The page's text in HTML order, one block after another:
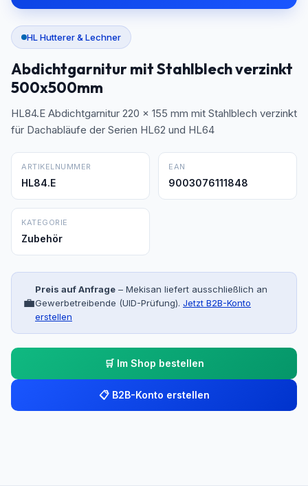
HL Hutterer & Lechner
Abdichtgarnitur mit Stahlblech verzinkt
500x500mm
HL84.E Abdichtgarnitur 220 x 155 mm mit Stahlblech verzinkt
für Dachabläufe der Serien HL62 und HL64
ARTIKELNUMMER
HL84.E
EAN
9003076111848
KATEGORIE
Zubehör
💼
Preis auf Anfrage – Mekisan liefert ausschließlich an
Gewerbetreibende (UID-Prüfung). Jetzt B2B-Konto
erstellen
🛒 Im Shop bestellen
📋 B2B-Konto erstellen